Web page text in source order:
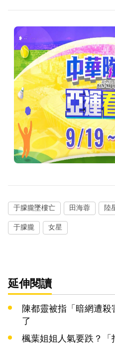
于朦朧墜樓亡 田海蓉 陸
于朦朧 女星
延伸閱讀
陳都靈被指「暗網遭
了
楓葉姐姐人氣要跌？